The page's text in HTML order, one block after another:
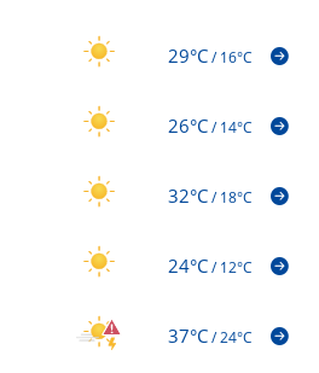
29°C/16°C
26°C/14°C
32°C/18°C
24°C/12°C
37°C/24°C